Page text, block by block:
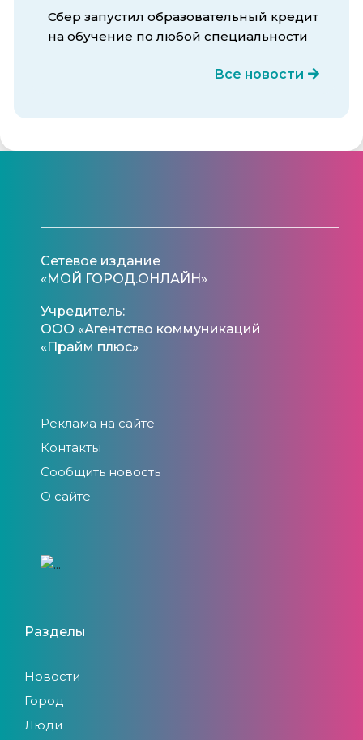
Сбер запустил образовательный кредит
на обучение по любой специальности
Все новости
Сетевое издание
«МОЙ ГОРОД.ОНЛАЙН»
Учредитель:
ООО «Агентство коммуникаций
«Прайм плюс»
Реклама на сайте
Контакты
Сообщить новость
О сайте
Разделы
Новости
Город
Люди